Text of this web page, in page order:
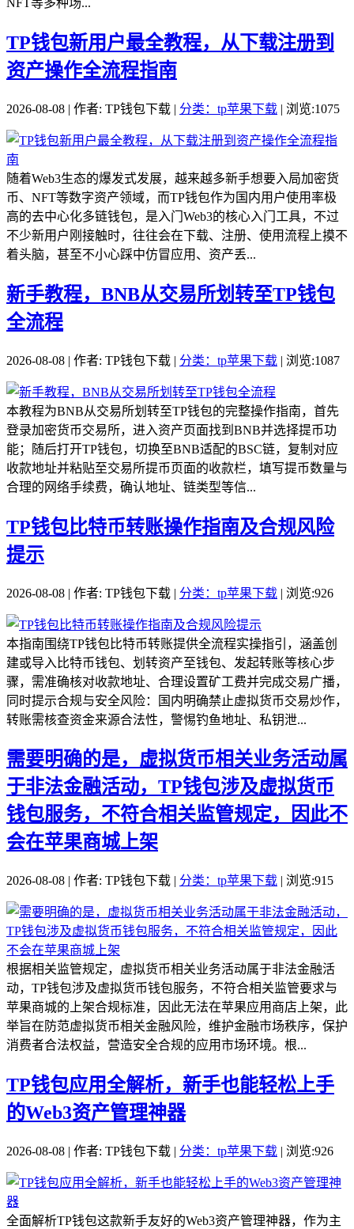
NFT等多种场...
TP钱包新用户最全教程，从下载注册到
资产操作全流程指南
2026-08-08 | 作者: TP钱包下载 | 分类：tp苹果下载 | 浏览:1075
随着Web3生态的爆发式发展，越来越多新手想要入局加密货
币、NFT等数字资产领域，而TP钱包作为国内用户使用率极
高的去中心化多链钱包，是入门Web3的核心入门工具，不过
不少新用户刚接触时，往往会在下载、注册、使用流程上摸不
着头脑，甚至不小心踩中仿冒应用、资产丢...
新手教程，BNB从交易所划转至TP钱包
全流程
2026-08-08 | 作者: TP钱包下载 | 分类：tp苹果下载 | 浏览:1087
本教程为BNB从交易所划转至TP钱包的完整操作指南，首先
登录加密货币交易所，进入资产页面找到BNB并选择提币功
能；随后打开TP钱包，切换至BNB适配的BSC链，复制对应
收款地址并粘贴至交易所提币页面的收款栏，填写提币数量与
合理的网络手续费，确认地址、链类型等信...
TP钱包比特币转账操作指南及合规风险
提示
2026-08-08 | 作者: TP钱包下载 | 分类：tp苹果下载 | 浏览:926
本指南围绕TP钱包比特币转账提供全流程实操指引，涵盖创
建或导入比特币钱包、划转资产至钱包、发起转账等核心步
骤，需准确核对收款地址、合理设置矿工费并完成交易广播，
同时提示合规与安全风险：国内明确禁止虚拟货币交易炒作，
转账需核查资金来源合法性，警惕钓鱼地址、私钥泄...
需要明确的是，虚拟货币相关业务活动属
于非法金融活动，TP钱包涉及虚拟货币
钱包服务，不符合相关监管规定，因此不
会在苹果商城上架
2026-08-08 | 作者: TP钱包下载 | 分类：tp苹果下载 | 浏览:915
根据相关监管规定，虚拟货币相关业务活动属于非法金融活
动，TP钱包涉及虚拟货币钱包服务，不符合相关监管要求与
苹果商城的上架合规标准，因此无法在苹果应用商店上架，此
举旨在防范虚拟货币相关金融风险，维护金融市场秩序，保护
消费者合法权益，营造安全合规的应用市场环境。根...
TP钱包应用全解析，新手也能轻松上手
的Web3资产管理神器
2026-08-08 | 作者: TP钱包下载 | 分类：tp苹果下载 | 浏览:926
全面解析TP钱包这款新手友好的Web3资产管理神器，作为主